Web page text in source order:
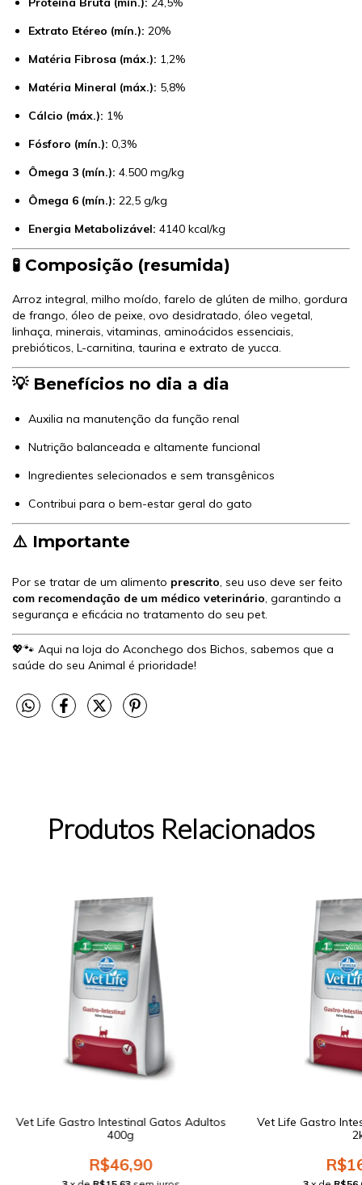
Extrato Etéreo (mín.): 20%
Matéria Fibrosa (máx.): 1,2%
Matéria Mineral (máx.): 5,8%
Cálcio (máx.): 1%
Fósforo (mín.): 0,3%
Ômega 3 (mín.): 4.500 mg/kg
Ômega 6 (mín.): 22,5 g/kg
Energia Metabolizável: 4140 kcal/kg
🧪 Composição (resumida)
Arroz integral, milho moído, farelo de glúten de milho, gordura
de frango, óleo de peixe, ovo desidratado, óleo vegetal,
linhaça, minerais, vitaminas, aminoácidos essenciais,
prebióticos, L-carnitina, taurina e extrato de yucca.
💡 Benefícios no dia a dia
Auxilia na manutenção da função renal
Nutrição balanceada e altamente funcional
Ingredientes selecionados e sem transgênicos
Contribui para o bem-estar geral do gato
⚠️ Importante
Por se tratar de um alimento prescrito, seu uso deve ser feito
com recomendação de um médico veterinário, garantindo a
segurança e eficácia no tratamento do seu pet.
💖🐾 Aqui na loja do Aconchego dos Bichos, sabemos que a
saúde do seu Animal é prioridade!
Produtos Relacionados
Vet Life Gastro Intestinal Gatos Adultos
400g
R$46,90
Vet Life Gastro